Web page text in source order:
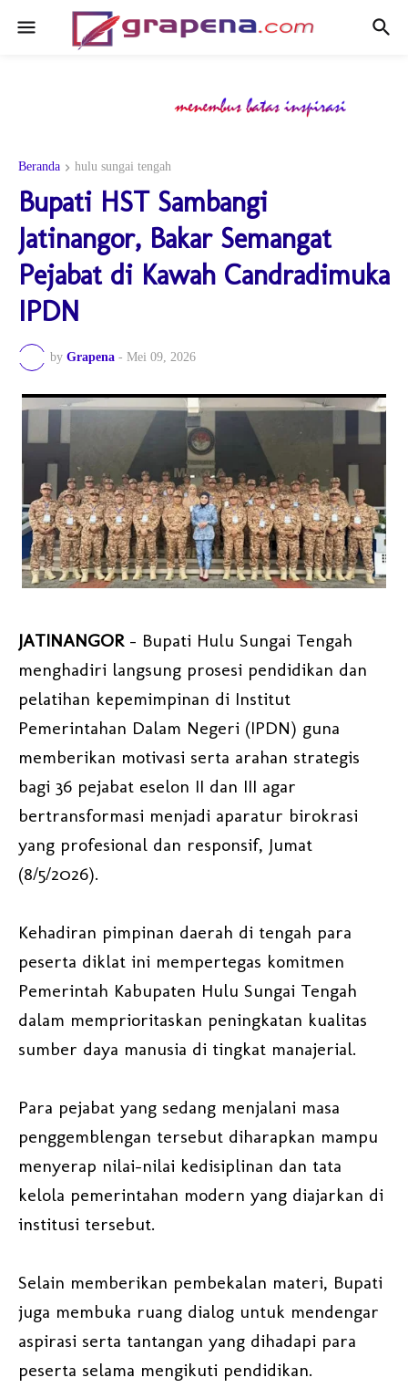
Beranda hulu sungai tengah
Bupati HST Sambangi
Jatinangor, Bakar Semangat
Pejabat di Kawah Candradimuka
IPDN
by Grapena - Mei 09, 2026
JATINANGOR– Bupati Hulu Sungai Tengah
menghadiri langsung prosesi pendidikan dan
pelatihan kepemimpinan di Institut
Pemerintahan Dalam Negeri (IPDN) guna
memberikan motivasi serta arahan strategis
bagi 36 pejabat eselon II dan III agar
bertransformasi menjadi aparatur birokrasi
yang profesional dan responsif, Jumat
(8/5/2026).
Kehadiran pimpinan daerah di tengah para
peserta diklat ini mempertegas komitmen
Pemerintah Kabupaten Hulu Sungai Tengah
dalam memprioritaskan peningkatan kualitas
sumber daya manusia di tingkat manajerial.
Para pejabat yang sedang menjalani masa
penggemblengan tersebut diharapkan mampu
menyerap nilai-nilai kedisiplinan dan tata
kelola pemerintahan modern yang diajarkan di
institusi tersebut.
Selain memberikan pembekalan materi, Bupati
juga membuka ruang dialog untuk mendengar
aspirasi serta tantangan yang dihadapi para
peserta selama mengikuti pendidikan.